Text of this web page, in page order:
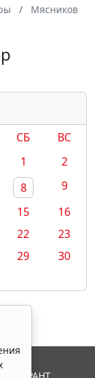
Мясников
СБ
ВС
1
2
8
9
15
16
22
23
29
30